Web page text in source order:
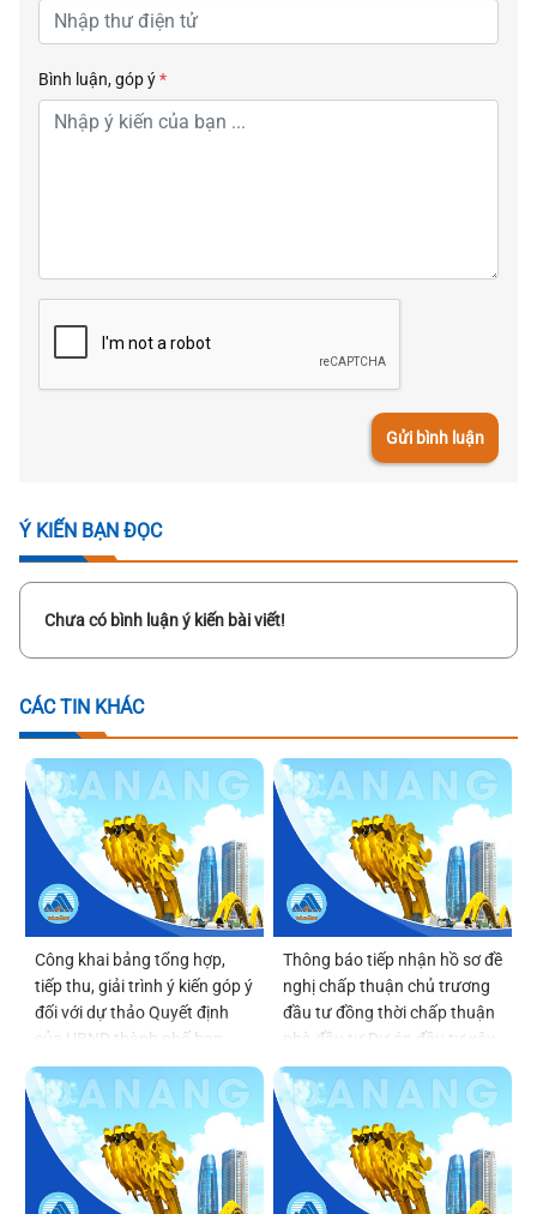
Bình luận, góp ý*
Gửi bình luận
Ý KIẾN BẠN ĐỌC
Chưa có bình luận ý kiến bài viết!
CÁC TIN KHÁC
Công khai bảng tổng hợp,
tiếp thu, giải trình ý kiến góp ý
đối với dự thảo Quyết định
của UBND thành phố ban
hành Quy chế tổ chức và
hoạt động của thôn, tổ dân
phố
Thông báo tiếp nhận hồ sơ đề
nghị chấp thuận chủ trương
đầu tư đồng thời chấp thuận
nhà đầu tư Dự án đầu tư xây
dựng và kinh doanh kết cấu
hạ tầng khu chức năng tại vị
trí số 6 thuộc Khu thương
mại tự do Đà Nẵng